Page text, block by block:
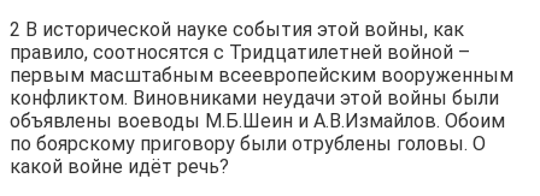
2 В исторической науке события этой войны, как
правило, соотносятся с Тридцатилетней войной –
первым масштабным всеевропейским вооруженным
конфликтом. Виновниками неудачи этой войны были
объявлены воеводы М.Б.Шеин и А.В.Измайлов. Обоим
по боярскому приговору были отрублены головы. О
какой войне идёт речь?